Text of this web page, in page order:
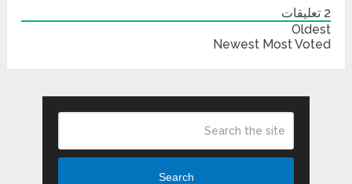
2 تعليقات
Oldest
Newest Most Voted
Search